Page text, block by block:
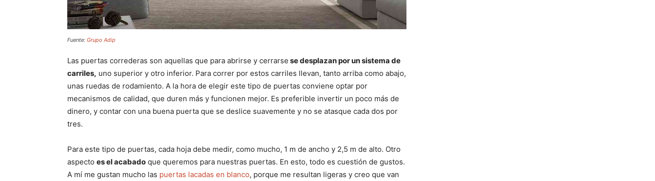
Fuente: Grupo Adip
Las puertas correderas son aquellas que para abrirse y cerrarse se desplazan por un sistema de
carriles, uno superior y otro inferior. Para correr por estos carriles llevan, tanto arriba como abajo,
unas ruedas de rodamiento. A la hora de elegir este tipo de puertas conviene optar por
mecanismos de calidad, que duren más y funcionen mejor. Es preferible invertir un poco más de
dinero, y contar con una buena puerta que se deslice suavemente y no se atasque cada dos por
tres.
Para este tipo de puertas, cada hoja debe medir, como mucho, 1 m de ancho y 2,5 m de alto. Otro
aspecto es el acabado que queremos para nuestras puertas. En esto, todo es cuestión de gustos.
A mí me gustan mucho las puertas lacadas en blanco, porque me resultan ligeras y creo que van